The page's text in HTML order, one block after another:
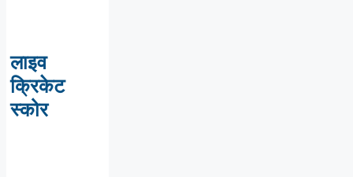
लाइव
क्रिकेट
स्कोर